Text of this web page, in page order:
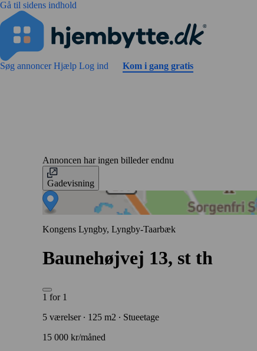
Gå til sidens indhold
Søg annoncerHjælp Log ind Kom i gang gratis
Annoncen har ingen billeder endnu
Gadevisning
Kongens Lyngby, Lyngby-Taarbæk
Baunehøjvej 13, st th
1 for 1
5 værelser ∙ 125 m2 ∙ Stueetage
15 000 kr/måned